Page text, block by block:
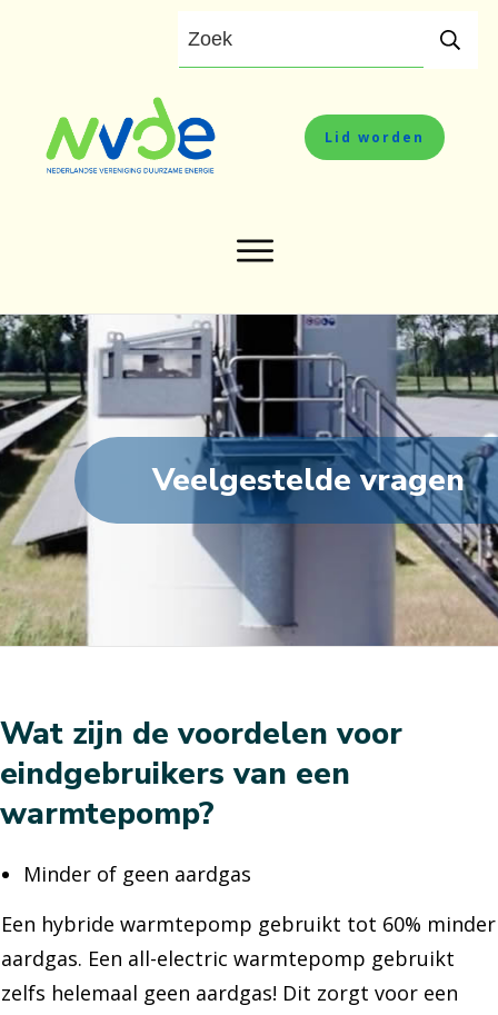
Lid worden
Veelgestelde vragen
Wat zijn de voordelen voor
eindgebruikers van een
warmtepomp?
Minder of geen aardgas
Een hybride warmtepomp gebruikt tot 60% minder
aardgas. Een all-electric warmtepomp gebruikt
zelfs helemaal geen aardgas! Dit zorgt voor een